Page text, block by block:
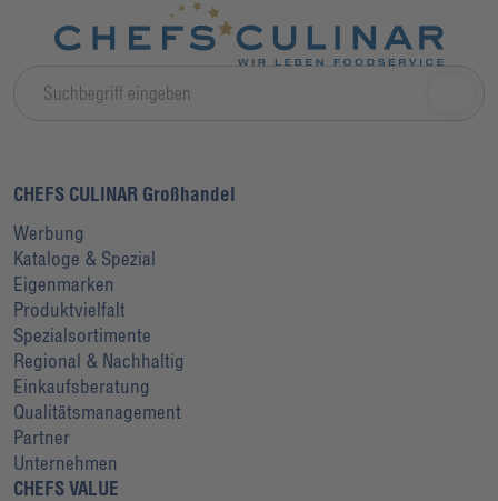
CHEFS CULINAR Großhandel
Werbung
Kataloge & Spezial
Eigenmarken
Produktvielfalt
Spezialsortimente
Regional & Nachhaltig
Einkaufsberatung
Qualitätsmanagement
Partner
Unternehmen
CHEFS VALUE